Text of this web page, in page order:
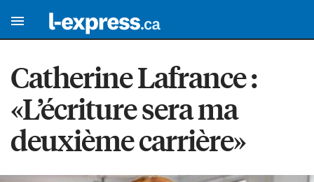
Catherine Lafrance :
«L’écriture sera ma
deuxième carrière»